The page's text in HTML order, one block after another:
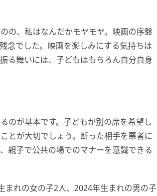
の、私はなんだかモヤモヤ。映画の序盤
念でした。映画を楽しみにする気持ちは
る舞いには、子どもはもちろん自分自身
のが基本です。子どもが別の席を希望し
とが大切でしょう。断った相手を悪者に
親子で公共の場でのマナーを意識できる
れの女の子2人、2024年生まれの男の子